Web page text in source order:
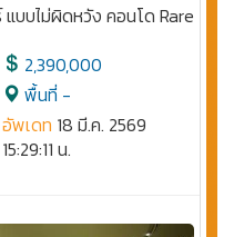
บบไม่ผิดหวัง คอนโด Rare
2,390,000
พื้นที่ -
อัพเดท 18 มี.ค. 2569
15:29:11 น.